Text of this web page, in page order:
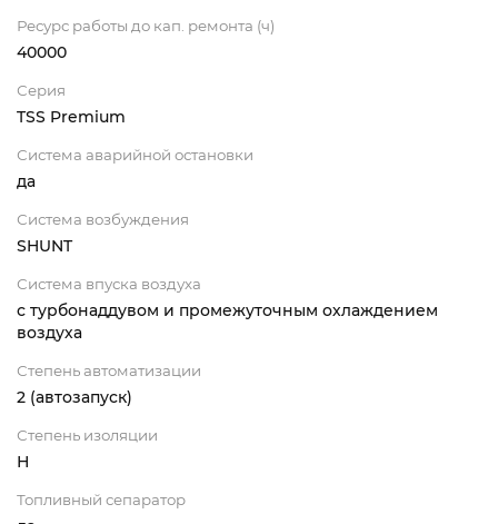
Ресурс работы до кап. ремонта (ч)
40000
Серия
TSS Premium
Система аварийной остановки
да
Система возбуждения
SHUNT
Система впуска воздуха
с турбонаддувом и промежуточным охлаждением
воздуха
Степень автоматизации
2 (автозапуск)
Степень изоляции
Н
Топливный сепаратор